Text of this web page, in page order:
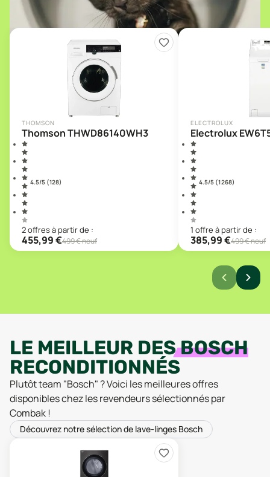
THOMSON
Thomson THWD86140WH3
4.5/5 (128)
2offresà partir de :
455,99€499€ neuf
ELECTROLUX
Electrolux
4.5/5 (1 268)
1 offre à partir de :
385,99€499€ neuf
LE MEILLEUR DESBOSCH
RECONDITIONNÉS
Plutôt team "Bosch" ? Voici les meilleures offres
disponibles chez les revendeurs sélectionnés par
Combak !
Découvrez notre sélection de lave-linges Bosch